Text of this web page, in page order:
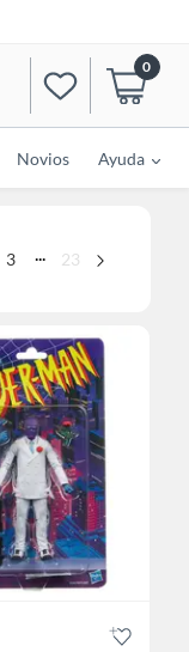
0
Novios Ayuda
3 ... 23